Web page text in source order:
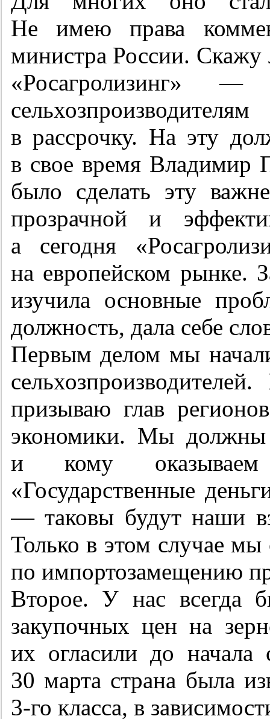
Не имею права
министра России. Скажу
«Росагролизинг» —
в рассрочку. На эту
в свое время Владимир
было сделать эту
прозрачной и
а сегодня
на европейском рынке.
изучила основные
должность, дала себе
Первым делом мы
призываю глав
экономики. Мы должны
и кому оказываем
«Государственные
— таковы будут наши
Только в этом случае
по импортозамещению
Второе. У нас всегда
закупочных цен на
их огласили до начала
30 марта страна была
3-го класса, в